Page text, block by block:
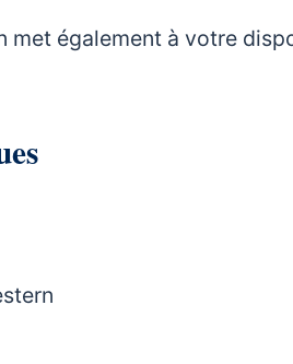
met également à votre